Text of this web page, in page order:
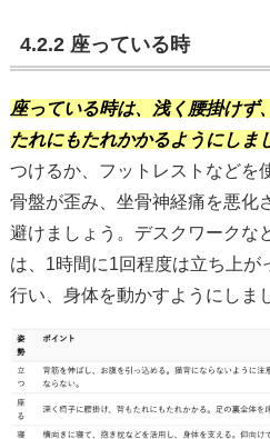
4.2.2 座っている時
座っている時は、浅く腰掛けず
たれにもたれかかるようにしま
つけるか、フットレストなどを
骨盤が歪み、坐骨神経痛を悪化
避けましょう。デスクワークな
は、1時間に1回程度は立ち上が
行い、身体を動かすようにしま